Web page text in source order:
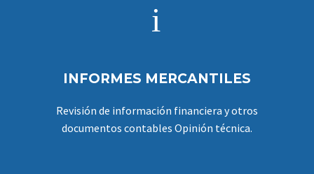
i
i
INFORMES MERCANTILES
Revisión de información financiera y otros
documentos contables Opinión técnica.